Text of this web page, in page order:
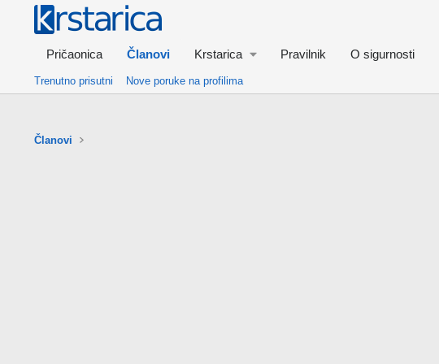
Pričaonica Članovi Krstarica Pravilnik O sigurnosti
Trenutno prisutni Nove poruke na profilima
Članovi